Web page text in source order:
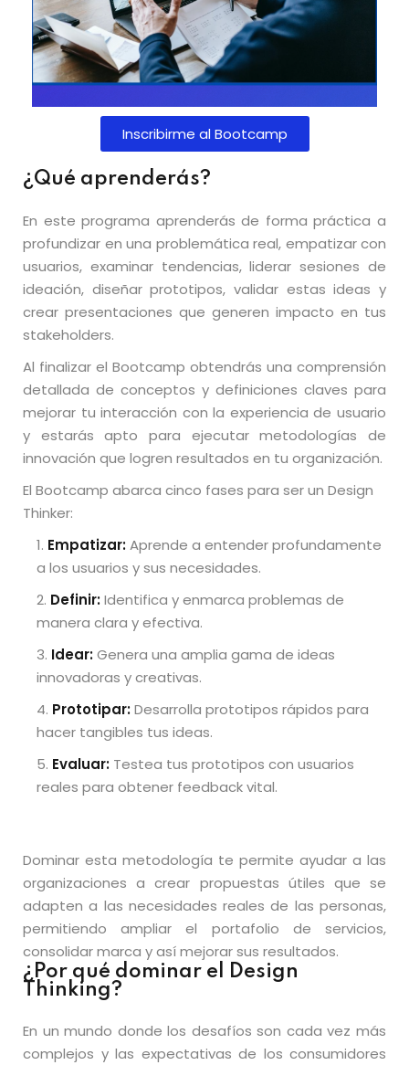
Inscribirme al Bootcamp
¿Qué aprenderás?
En este programa aprenderás de forma práctica a
profundizar en una problemática real, empatizar con
usuarios, examinar tendencias, liderar sesiones de
ideación, diseñar prototipos, validar estas ideas y
crear presentaciones que generen impacto en tus
stakeholders.
Al finalizar el Bootcamp obtendrás una comprensión
detallada de conceptos y definiciones claves para
mejorar tu interacción con la experiencia de usuario
y estarás apto para ejecutar metodologías de
innovación que logren resultados en tu organización.
El Bootcamp abarca cinco fases para ser un Design
Thinker:
Empatizar:Aprende a entender profundamente
a los usuarios y sus necesidades.
Definir:Identifica y enmarca problemas de
manera clara y efectiva.
Idear:Genera una amplia gama de ideas
innovadoras y creativas.
Prototipar:Desarrolla prototipos rápidos para
hacer tangibles tus ideas.
Evaluar: Testea tus prototipos con usuarios
reales para obtener feedback vital.
Dominar esta metodología te permite ayudar a las
organizaciones a crear propuestas útiles que se
adapten a las necesidades reales de las personas,
permitiendo ampliar el portafolio de servicios,
consolidar marca y así mejorar sus resultados.
¿Por qué dominar el Design
Thinking?
En un mundo donde los desafíos son cada vez más
complejos y las expectativas de los consumidores